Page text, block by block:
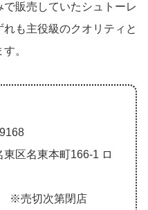
販売していたシュトーレ
も主役級のクオリティと
。
東区名東本町166-1 ロ
※売切次第閉店